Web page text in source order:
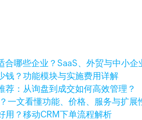
哪些企业？SaaS、外贸与中小企
钱？功能模块与实施费用详解
荐：从询盘到成交如何高效管理？
一文看懂功能、价格、服务与扩展
用？移动CRM下单流程解析